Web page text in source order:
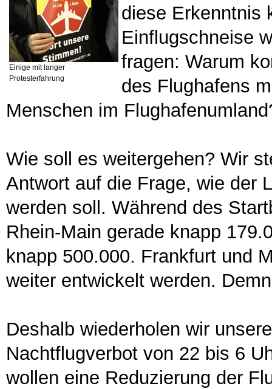
Einige mit langer
Protesterfahrung
diese Erkenntnis
Einflugschneise
fragen: Warum
des Flughafens
Menschen im
Wie soll es weitergehen? Wir
Antwort auf die Frage, wie der
werden soll. Während des
Rhein-Main gerade knapp
knapp 500.000. Frankfurt und
weiter entwickelt werden.
Deshalb wiederholen wir
Nachtflugverbot von 22 bis 6
wollen eine Reduzierung der